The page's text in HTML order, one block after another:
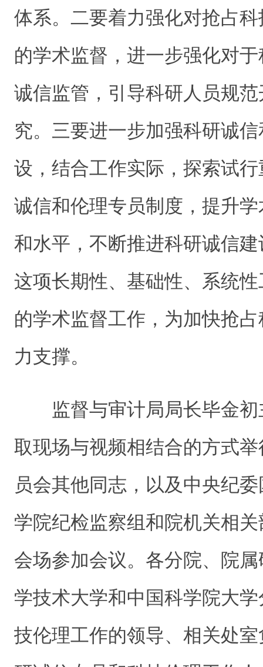
体系。二要着力强化对抢占
的学术监督，进一步强化对
诚信监管，引导科研人员规
究。三要进一步加强科研诚
设，结合工作实际，探索试
诚信和伦理专员制度，提升
和水平，不断推进科研诚信
这项长期性、基础性、系统
的学术监督工作，为加快抢
力支撑。
监督与审计局局长毕金
取现场与视频相结合的方式
员会其他同志，以及中央纪
学院纪检监察组和院机关相
会场参加会议。各分院、院
学技术大学和中国科学院大
技伦理工作的领导、相关处